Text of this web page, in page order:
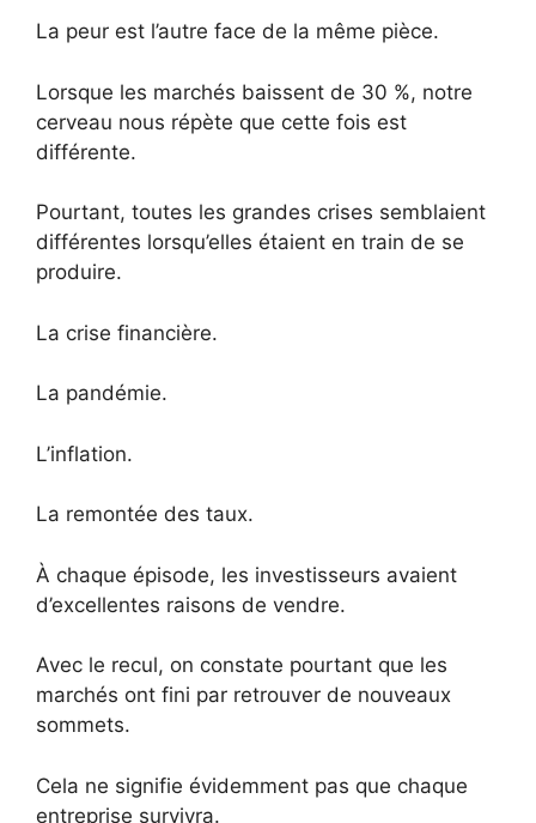
La peur est l’autre face de la même pièce.
Lorsque les marchés baissent de 30 %, notre
cerveau nous répète que cette fois est
différente.
Pourtant, toutes les grandes crises semblaient
différentes lorsqu’elles étaient en train de se
produire.
La crise financière.
La pandémie.
L’inflation.
La remontée des taux.
À chaque épisode, les investisseurs avaient
d’excellentes raisons de vendre.
Avec le recul, on constate pourtant que les
marchés ont fini par retrouver de nouveaux
sommets.
Cela ne signifie évidemment pas que chaque
entreprise survivra.